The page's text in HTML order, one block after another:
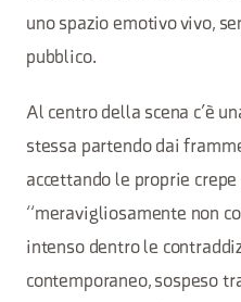
uno spazio emotivo vivo,
pubblico.
Al centro della scena c’è
stessa partendo dai
accettando le proprie
“meravigliosamente non
intenso dentro le
contemporaneo, sospeso